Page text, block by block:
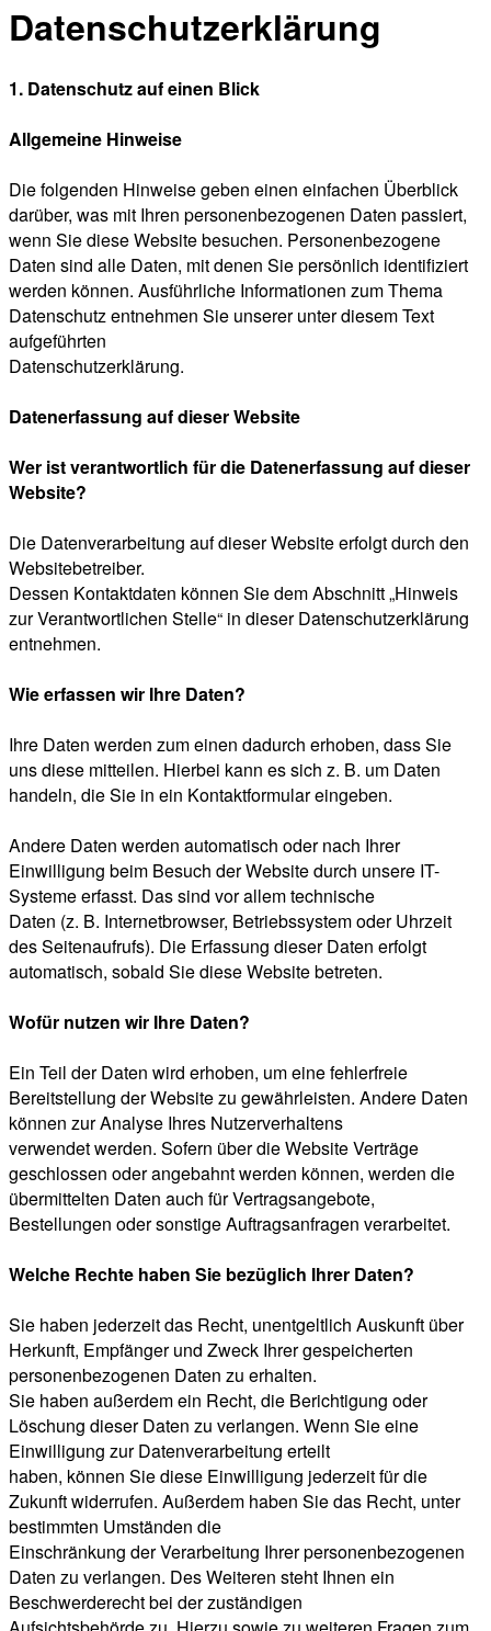
Datenschutzerklärung
1. Datenschutz auf einen Blick
Allgemeine Hinweise
Die folgenden Hinweise geben einen einfachen Überblick
darüber, was mit Ihren personenbezogenen Daten passiert,
wenn Sie diese Website besuchen. Personenbezogene
Daten sind alle Daten, mit denen Sie persönlich identifiziert
werden können. Ausführliche Informationen zum Thema
Datenschutz entnehmen Sie unserer unter diesem Text
aufgeführten
Datenschutzerklärung.
Datenerfassung auf dieser Website
Wer ist verantwortlich für die Datenerfassung auf dieser
Website?
Die Datenverarbeitung auf dieser Website erfolgt durch den
Websitebetreiber.
Dessen Kontaktdaten können Sie dem Abschnitt „Hinweis
zur Verantwortlichen Stelle“ in dieser Datenschutzerklärung
entnehmen.
Wie erfassen wir Ihre Daten?
Ihre Daten werden zum einen dadurch erhoben, dass Sie
uns diese mitteilen. Hierbei kann es sich z. B. um Daten
handeln, die Sie in ein Kontaktformular eingeben.
Andere Daten werden automatisch oder nach Ihrer
Einwilligung beim Besuch der Website durch unsere IT-
Systeme erfasst. Das sind vor allem technische
Daten (z. B. Internetbrowser, Betriebssystem oder Uhrzeit
des Seitenaufrufs). Die Erfassung dieser Daten erfolgt
automatisch, sobald Sie diese Website betreten.
Wofür nutzen wir Ihre Daten?
Ein Teil der Daten wird erhoben, um eine fehlerfreie
Bereitstellung der Website zu gewährleisten. Andere Daten
können zur Analyse Ihres Nutzerverhaltens
verwendet werden. Sofern über die Website Verträge
geschlossen oder angebahnt werden können, werden die
übermittelten Daten auch für Vertragsangebote,
Bestellungen oder sonstige Auftragsanfragen verarbeitet.
Welche Rechte haben Sie bezüglich Ihrer Daten?
Sie haben jederzeit das Recht, unentgeltlich Auskunft über
Herkunft, Empfänger und Zweck Ihrer gespeicherten
personenbezogenen Daten zu erhalten.
Sie haben außerdem ein Recht, die Berichtigung oder
Löschung dieser Daten zu verlangen. Wenn Sie eine
Einwilligung zur Datenverarbeitung erteilt
haben, können Sie diese Einwilligung jederzeit für die
Zukunft widerrufen. Außerdem haben Sie das Recht, unter
bestimmten Umständen die
Einschränkung der Verarbeitung Ihrer personenbezogenen
Daten zu verlangen. Des Weiteren steht Ihnen ein
Beschwerderecht bei der zuständigen